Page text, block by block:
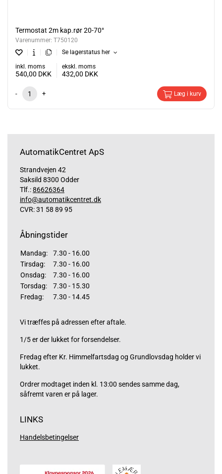
Termostat 2m kap.rør 20-70°
Varenummer: T750120
Se lagerstatus her
inkl. moms
540,00 DKK
ekskl. moms
432,00 DKK
- + Læg i kurv
AutomatikCentret ApS
Strandvejen 42
Saksild 8300 Odder
Tlf.:86626364
info@automatikcentret.dk
CVR: 31 58 89 95
Åbningstider
Mandag:
7.30 - 16.00
Tirsdag:
7.30 - 16.00
Onsdag:
7.30 - 16.00
Torsdag:
7.30 - 15.30
Fredag:
7.30 - 14.45
Vi træffes på adressen efter aftale.
1/5 er der lukket for forsendelser.
Fredag efter Kr. Himmelfartsdag og Grundlovsdag holder vi
lukket.
Ordrer modtaget inden kl. 13:00 sendes samme dag,
såfremt varen er på lager.
LINKS
Handelsbetingelser